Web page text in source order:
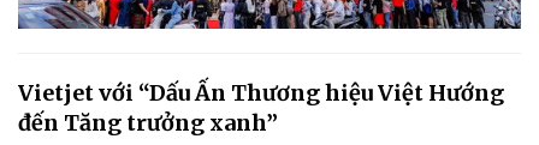
Vietjet với “Dấu Ấn Thương hiệu Việt Hướng
đến Tăng trưởng xanh”